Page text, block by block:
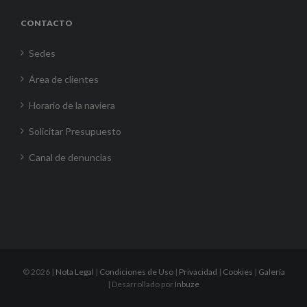
CONTACTO
Sedes
Área de clientes
Horario de la naviera
Solicitar Presupuesto
Canal de denuncias
©2026 | Nota Legal | Condiciones de Uso| Privacidad | Cookies | Galería
| Desarrollado por Inbuze